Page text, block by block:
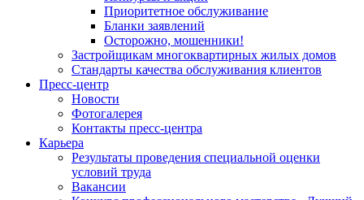
Приоритетное обслуживание
Бланки заявлений
Осторожно, мошенники!
Застройщикам многоквартирных жилых домов
Стандарты качества обслуживания клиентов
Пресс-центр
Новости
Фотогалерея
Контакты пресс-центра
Карьера
Результаты проведения специальной оценки
условий труда
Вакансии